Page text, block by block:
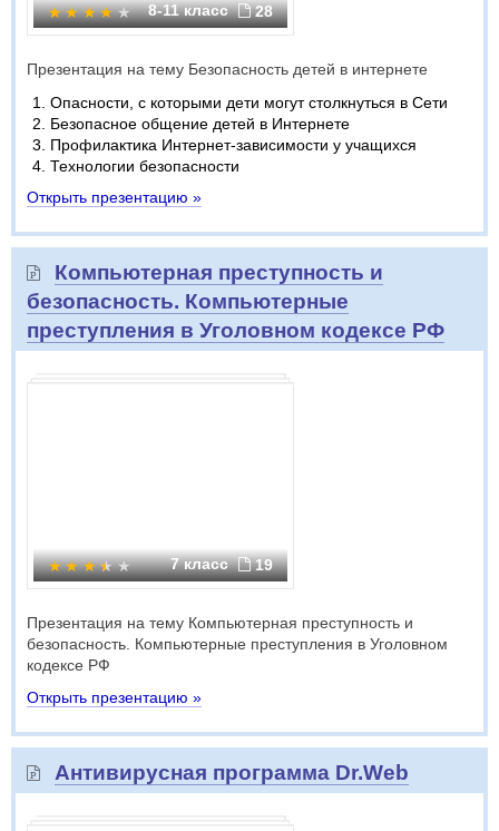
8-11 класс 28
Презентация на тему Безопасность детей в интернете
Опасности, с которыми дети могут столкнуться в Сети
Безопасное общение детей в Интернете
Профилактика Интернет-зависимости у учащихся
Технологии безопасности
Открыть презентацию »
Компьютерная преступность и
безопасность. Компьютерные
преступления в Уголовном кодексе РФ
7 класс 19
Презентация на тему Компьютерная преступность и
безопасность. Компьютерные преступления в Уголовном
кодексе РФ
Открыть презентацию »
Антивирусная программа Dr.Web